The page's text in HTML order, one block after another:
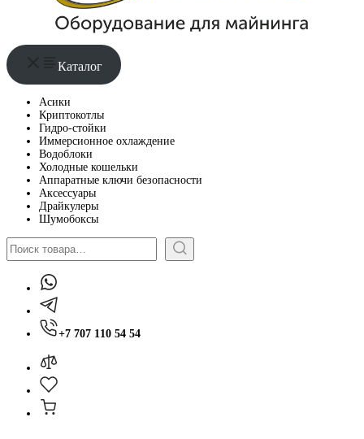
Каталог
Асики
Криптокотлы
Гидро-стойки
Иммерсионное охлаждение
Водоблоки
Холодные кошельки
Аппаратные ключи безопасности
Аксессуары
Драйкулеры
Шумобоксы
Поиск
+7 707 110 54 54